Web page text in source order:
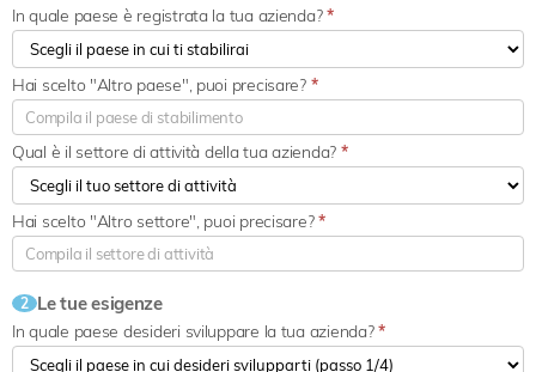
In quale paese è registrata la tua azienda?*
Qual è il settore di attività della tua azienda? *
Hai scelto "Altro paese", puoi precisare? *
Hai scelto "Altro settore", puoi precisare?*
2 Le tue esigenze
In quale paese desideri sviluppare la tua azienda?*